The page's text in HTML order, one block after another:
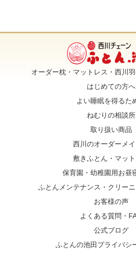
オーダー枕・マットレス・西川
はじめての方へ
よい睡眠を得るた
ねむりの相談所
取り扱い商品
西川のオーダーメ
敷きふとん・マッ
保育園・幼稚園用お昼
ふとんメンテナンス・クリー
お客様の声
よくある質問・
公式ブログ
ふとんの池田プライバシ